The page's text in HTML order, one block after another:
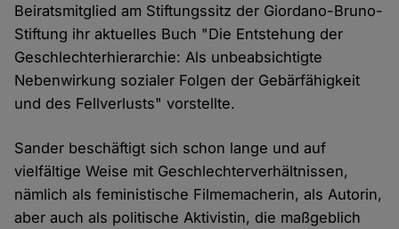
Beiratsmitglied am Stiftungssitz der Giordano-Bruno-
Stiftung ihr aktuelles Buch "Die Entstehung der
Geschlechterhierarchie: Als unbeabsichtigte
Nebenwirkung sozialer Folgen der Gebärfähigkeit
und des Fellverlusts" vorstellte.
Sander beschäftigt sich schon lange und auf
vielfältige Weise mit Geschlechterverhältnissen,
nämlich als feministische Filmemacherin, als Autorin,
aber auch als politische Aktivistin, die maßgeblich